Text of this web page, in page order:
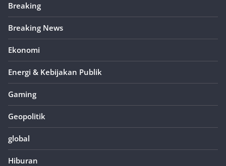
Breaking
Breaking News
Ekonomi
Energi & Kebijakan Publik
Gaming
Geopolitik
global
Hiburan